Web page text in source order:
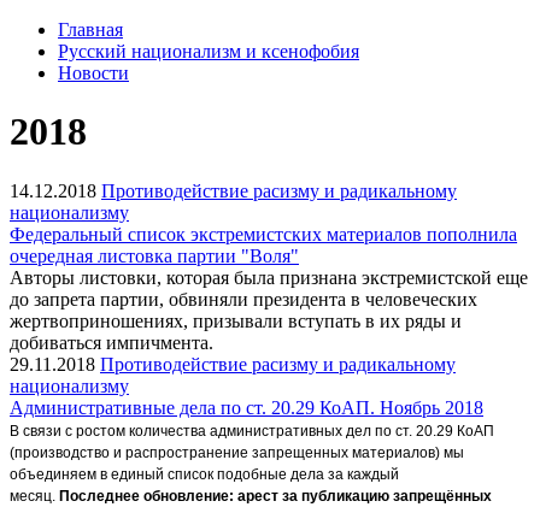
Главная
Русский национализм и ксенофобия
Новости
2018
14.12.2018 Противодействие расизму и радикальному
национализму
Федеральный список экстремистских материалов пополнила
очередная листовка партии "Воля"
Авторы листовки, которая была признана экстремистской еще
до запрета партии, обвиняли президента в человеческих
жертвоприношениях, призывали вступать в их ряды и
добиваться импичмента.
29.11.2018 Противодействие расизму и радикальному
национализму
Административные дела по ст. 20.29 КоАП. Ноябрь 2018
В связи с ростом количества административных дел по ст. 20.29 КоАП
(производство и распространение запрещенных материалов) мы
объединяем в единый список подобные дела за каждый
месяц. Последнее обновление: арест за публикацию запрещённых